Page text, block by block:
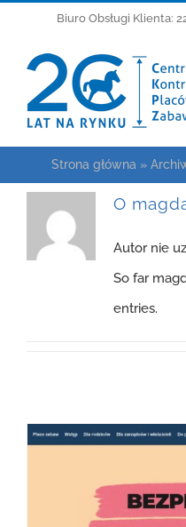
zawartości
Biuro Obsługi Klienta:
Strona główna »
O
Autor nie
So far
entries.